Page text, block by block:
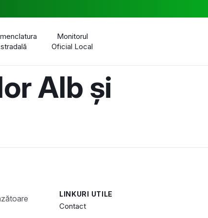
stradală
Monitorul
Oficial Local
Alb și
LINKURI UTILE
Contact